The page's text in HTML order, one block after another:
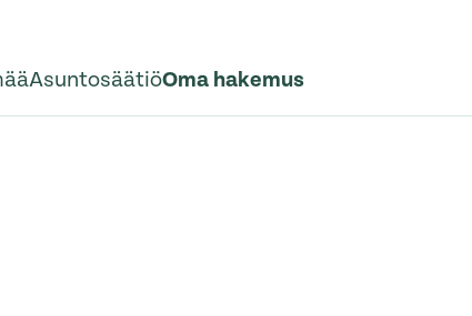
AsuntosäätiöOma hakemus